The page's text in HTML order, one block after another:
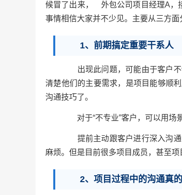
候冒了出来， 外包公司项目经理A，
事情相信大家并不少见。主要从三方面
1、前期搞定重要干系人
出现此问题，可能由于客户不
清楚他们的主要需求，是项目能够顺
沟通技巧了。
对于“不专业”客户，可以用场
提前主动跟客户进行深入沟通
麻烦。但是目前很多项目成员，甚至
2、项目过程中的沟通真